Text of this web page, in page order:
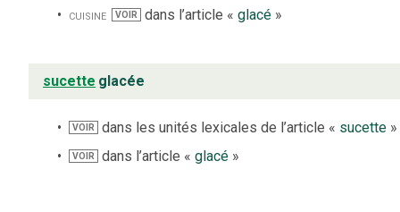
cuisine
VOIR dans l’article « glacé»
sucette glacée
VOIR dans les unités lexicales de l’article « sucette »
VOIR dans l’article «glacé »